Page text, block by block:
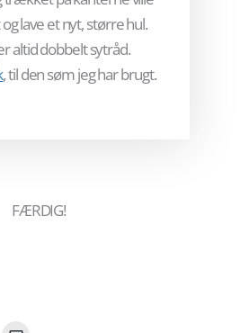
lave et nyt, større hul.
altid dobbelt sytråd.
, til den søm jeg har brugt.
FÆRDIG!